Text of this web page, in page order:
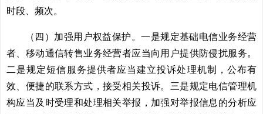
时段、频次。
（四）加强用户权益保护。一是规定基础电信业务经营
者、移动通信转售业务经营者应当向用户提供防侵扰服务。
二是规定短信服务提供者应当建立投诉处理机制，公布有
效、便捷的联系方式，接受相关投诉。三是规定电信管理机
构应当及时受理和处理相关举报，加强对举报信息的分析应